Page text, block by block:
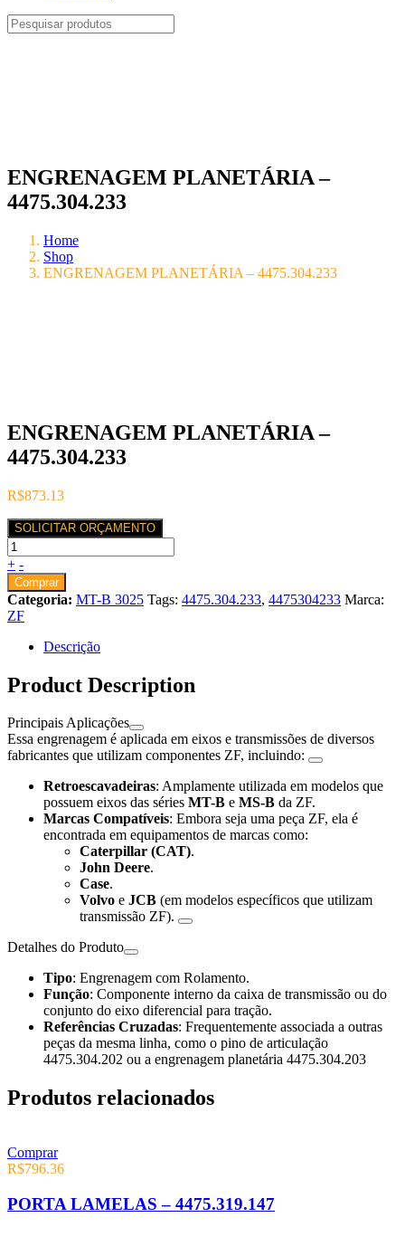
ENGRENAGEM PLANETÁRIA –
4475.304.233
Home
Shop
ENGRENAGEM PLANETÁRIA – 4475.304.233
ENGRENAGEM PLANETÁRIA –
4475.304.233
R$873.13
SOLICITAR ORÇAMENTO
+ -
Comprar
Categoria: MT-B 3025 Tags: 4475.304.233, 4475304233 Marca:
ZF
Descrição
Product Description
Principais Aplicações
Essa engrenagem é aplicada em eixos e transmissões de diversos
fabricantes que utilizam componentes ZF, incluindo:
Retroescavadeiras: Amplamente utilizada em modelos que
possuem eixos das séries MT-B e MS-B da ZF.
Marcas Compatíveis: Embora seja uma peça ZF, ela é
encontrada em equipamentos de marcas como:
Caterpillar (CAT).
John Deere.
Case.
Volvo e JCB (em modelos específicos que utilizam
transmissão ZF).
Detalhes do Produto
Tipo: Engrenagem com Rolamento.
Função: Componente interno da caixa de transmissão ou do
conjunto do eixo diferencial para tração.
Referências Cruzadas: Frequentemente associada a outras
peças da mesma linha, como o pino de articulação
4475.304.202 ou a engrenagem planetária 4475.304.203
Produtos relacionados
Comprar
R$796.36
PORTA LAMELAS – 4475.319.147